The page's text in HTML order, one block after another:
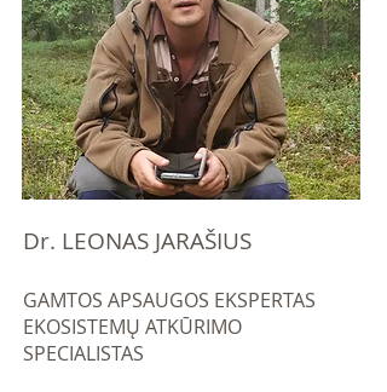
Dr. LEONAS JARAŠIUS
GAMTOS APSAUGOS EKSPERTAS
EKOSISTEMŲ ATKŪRIMO
SPECIALISTAS